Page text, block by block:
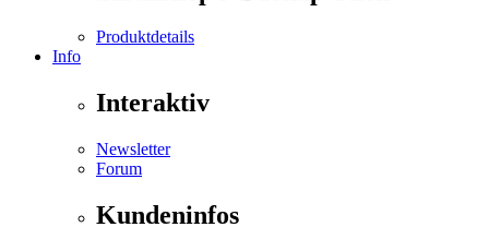
Produktdetails
Info
Interaktiv
Newsletter
Forum
Kundeninfos